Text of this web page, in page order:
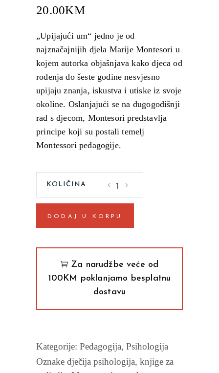
20.00KM
„Upijajući um“ jedno je od
najznačajnijih djela Marije Montesori u
kojem autorka objašnjava kako djeca od
rođenja do šeste godine nesvjesno
upijaju znanja, iskustva i utiske iz svoje
okoline. Oslanjajući se na dugogodišnji
rad s djecom, Montesori predstavlja
principe koji su postali temelj
Montessori pedagogije.
quantity
DODAJ U KORPU
Za narudžbe veće od
100KM poklanjamo besplatnu
dostavu
Kategorije: Pedagogija, Psihologija
Oznake dječija psihologija, knjige za